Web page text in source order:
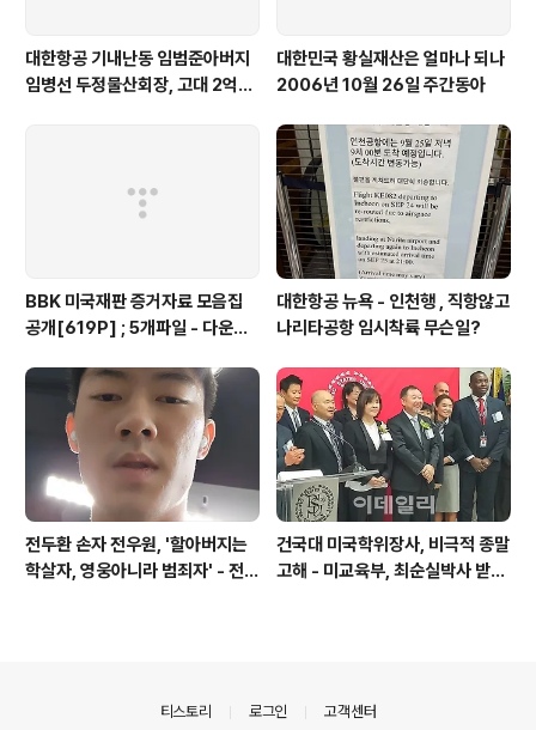
대한항공 기내난동 임범준아버지
임병선 두정물산회장, 고대 2억기
대한민국 황실재산은 얼마나 되나
2006년 10월 26일 주간동아
BBK 미국재판 증거자료 모음집
공개[619P] ; 5개파일 - 다운로
대한항공 뉴욕 - 인천행 , 직항않고
나리타공항 임시착륙 무슨일?
전두환 손자 전우원, '할아버지는
학살자, 영웅아니라 범죄자' - 전재
건국대 미국학위장사, 비극적 종말
고해 - 미교육부, 최순실박사 받은
티스토리 로그인 고객센터